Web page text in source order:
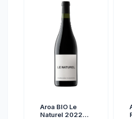
Aroa BIO Le
Naturel 2022